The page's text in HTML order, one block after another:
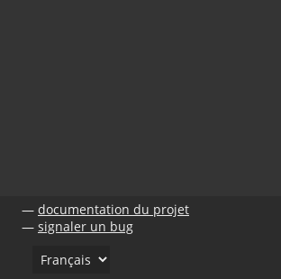
documentation du projet
signaler un bug